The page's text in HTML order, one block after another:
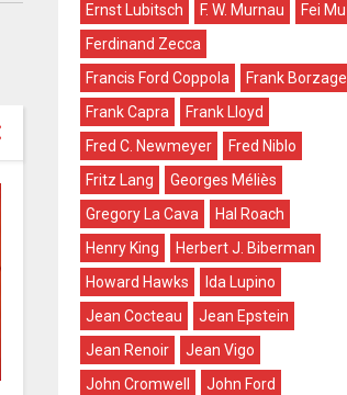
Ernst Lubitsch
F. W. Murnau
Fei Mu
Ferdinand Zecca
Francis Ford Coppola
Frank Borzage
Frank Capra
Frank Lloyd
Fred C. Newmeyer
Fred Niblo
Fritz Lang
Georges Méliès
Gregory La Cava
Hal Roach
Henry King
Herbert J. Biberman
Howard Hawks
Ida Lupino
Jean Cocteau
Jean Epstein
Jean Renoir
Jean Vigo
John Cromwell
John Ford